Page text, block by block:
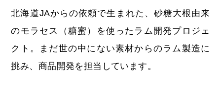
北海道JAからの依頼で生まれた、砂糖大根由来
のモラセス（糖蜜）を使ったラム開発プロジェ
クト。まだ世の中にない素材からのラム製造に
挑み、商品開発を担当しています。
Contact